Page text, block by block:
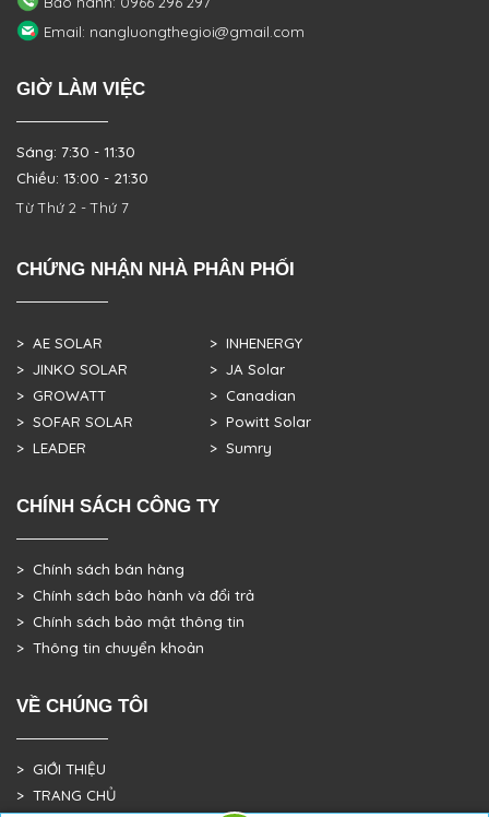
Email: nangluongthegioi@gmail.com
GIỜ LÀM VIỆC
Sáng: 7:30 - 11:30
Chiều: 13:00 - 21:30
Từ Thứ 2 - Thứ 7
CHỨNG NHẬN NHÀ PHÂN PHỐI
> AE SOLAR
> JINKO SOLAR
> GROWATT
> SOFAR SOLAR
> LEADER
> INHENERGY
> JA Solar
> Canadian
> Powitt Solar
> Sumry
CHÍNH SÁCH CÔNG TY
> Chính sách bán hàng
> Chính sách bảo hành và đổi trả
> Chính sách bảo mật thông tin
> Thông tin chuyển khoản
VỀ CHÚNG TÔI
> GIỚI THIỆU
> TRANG CHỦ